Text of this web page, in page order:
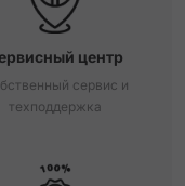
центр
сервис и
техподдержка